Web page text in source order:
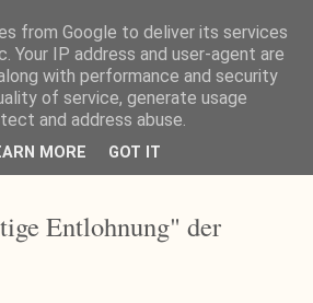
Entlohnung" der
from Google to deliver its services
Your IP address and user-agent are
with performance and security
of service, generate usage
and address abuse.
MORE GOT IT